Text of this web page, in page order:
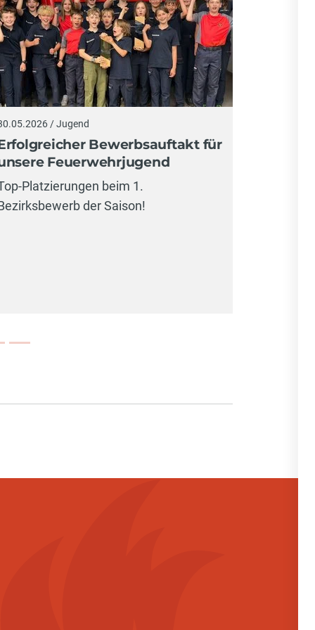
/ Jugend
Bewerbsauftakt für
Feuerwehrjugend
Platzierungen beim 1.
der Saison!